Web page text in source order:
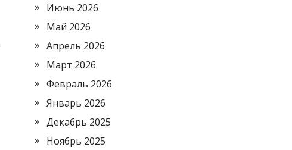
Июнь 2026
Май 2026
Апрель 2026
Март 2026
Февраль 2026
Январь 2026
Декабрь 2025
Ноябрь 2025